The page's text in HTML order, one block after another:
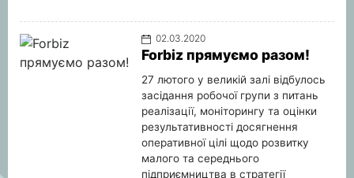
02.03.2020
Forbiz прямуємо разом!
27 лютого у великій залі відбулось
засідання робочої групи з питань
реалізації, моніторингу та оцінки
результативності досягнення
оперативної цілі щодо розвитку
малого та середнього
підприємництва в стратегії